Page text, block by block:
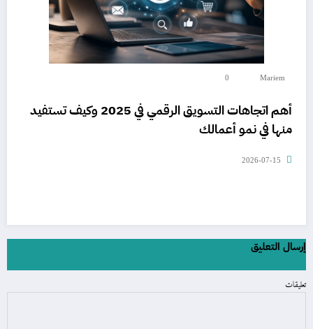
Mariem
0
أهم اتجاهات التسويق الرقمي في 2025 وكيف تستفيد
منها في نمو أعمالك
2026-07-15
إرسال التعليق
تعليقات